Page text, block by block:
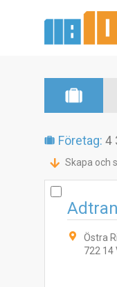
Företag: 4
Skapa och
Östra
722 14